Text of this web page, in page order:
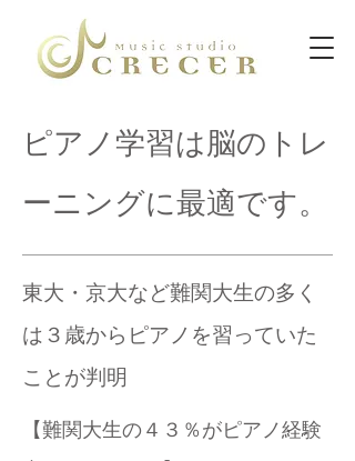
​​ピアノ学習は脳のトレ
ーニングに最適です。
​東大・京大など難関大生の多く
は３歳からピアノを習っていた
ことが判明
【難関大生の４３％がピアノ経験